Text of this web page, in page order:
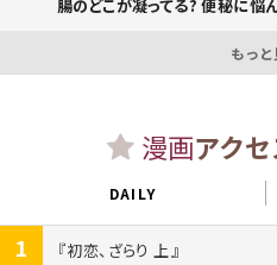
腸のどこが凝ってる? 便秘に悩ん
もっと
漫画アク
DAILY
1
初恋、ざらり 上